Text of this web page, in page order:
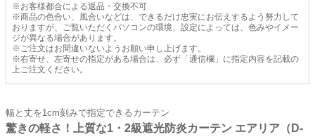
※お客様都合による返品・交換不可
※商品の色合い、風合いなどは、できるだけ忠実にお伝えするよう努力して
おりますが、ご覧いただくパソコンの環境、設定によっては、色みやイメー
ジが異なる場合があります。
※ご注文はお間違いないようお願い申し上げます。
※右寄せ、左寄せの指定がある場合は、必ず「通信欄」に指定内容を記載の
上ご注文ください。
幅と丈を1cm刻みで指定できるカーテン
驚きの軽さ！上質な1・2級遮光防炎カーテン エアリア（D-